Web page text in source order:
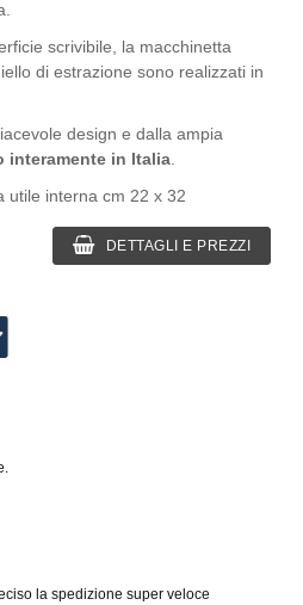
scrivibile, la macchinetta
di estrazione sono realizzati in
design e dalla ampia
interamente in Italia
utile interna cm 22 x 32
DETTAGLI E PREZZI
la spedizione super veloce